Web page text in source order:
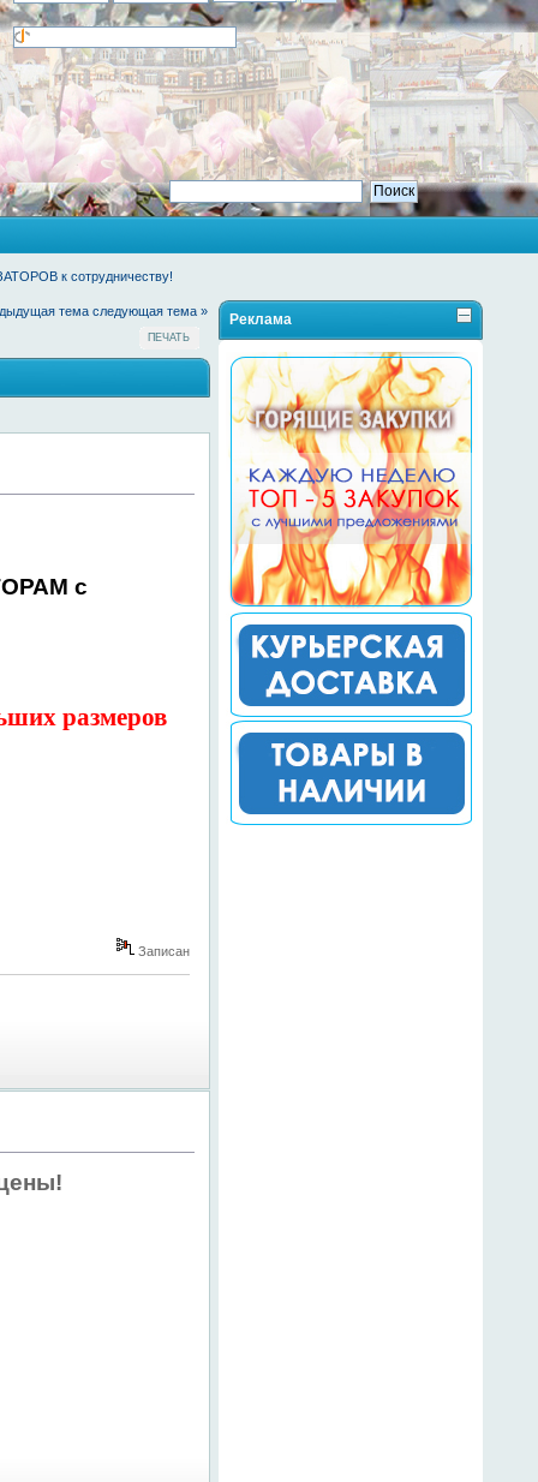
к сотрудничеству!
тема следующая тема »
ПЕЧАТЬ
с
размеров
Записан
Реклама